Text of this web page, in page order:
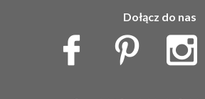
Dołącz do nas